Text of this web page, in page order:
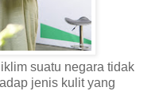
suatu negara tidak
jenis kulit yang